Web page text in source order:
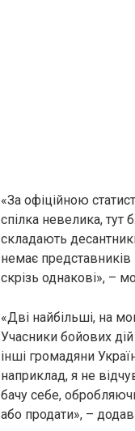
«За офіційною
спілка невелика, тут
складають
немає
скрізь однакові», –
«Дві найбільші, на
Учасники бойових
інші громадяни
наприклад, я не
бачу себе,
або продати», –